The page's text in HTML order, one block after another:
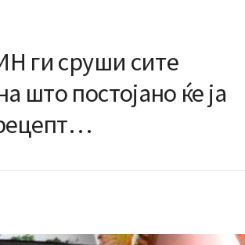
ги сруши сите
што постојано ќе ја